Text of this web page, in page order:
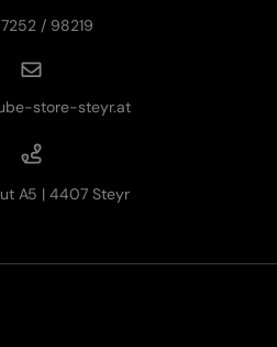
/ 98219
store-steyr.at
A5 | 4407 Steyr